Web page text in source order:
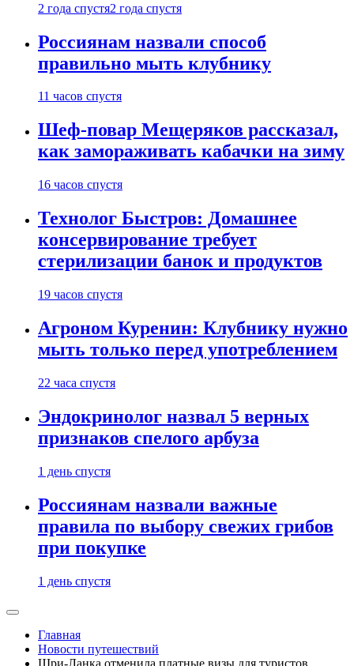
2 года спустя2 года спустя
Россиянам назвали способ
правильно мыть клубнику
11 часов спустя
Шеф-повар Мещеряков рассказал,
как замораживать кабачки на зиму
16 часов спустя
Технолог Быстров: Домашнее
консервирование требует
стерилизации банок и продуктов
19 часов спустя
Агроном Куренин: Клубнику нужно
мыть только перед употреблением
22 часа спустя
Эндокринолог назвал 5 верных
признаков спелого арбуза
1 день спустя
Россиянам назвали важные
правила по выбору свежих грибов
при покупке
1 день спустя
Главная
Новости путешествий
Шри-Ланка отменила платные визы для туристов